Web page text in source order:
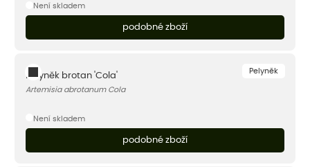
Není skladem
podobné zboží
Pelyněk
Pelyněk brotan 'Cola'
Artemisia abrotanum Cola
Není skladem
podobné zboží